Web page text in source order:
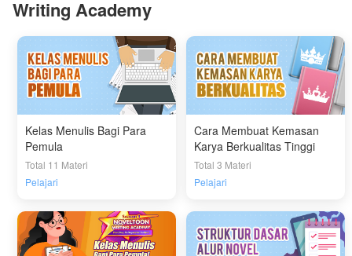
Writing Academy
Kelas Menulis Bagi Para
Pemula
Total 11 Materi
Pelajari
Cara Membuat Kemasan
Karya Berkualitas Tinggi
Total 3 Materi
Pelajari